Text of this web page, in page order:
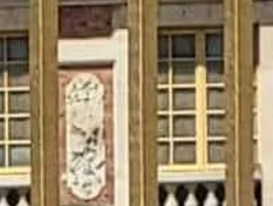
Book billetter
Slottet i Versailles
Uafhængig, praktisk info til dit besøg i Versailles — billetter,
åbningstider og tips til Slot, Haver og Trianon.
©2026
Denne hjemmeside er uafhængig og ikke den officielle side
for Château de Versailles.
Websitet chateau-versailles.paris er en uafhængig
informationsplatform dedikeret til Slottet i Versailles.